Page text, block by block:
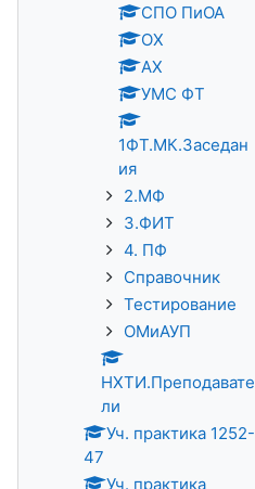
СПО ПиОА
ОХ
АХ
УМС ФТ
1ФТ.МК.Заседан
ия
2.МФ
3.ФИТ
4. ПФ
Справочник
Тестирование
ОМиАУП
НХТИ.Преподавате
ли
Уч. практика 1252-
47
Уч. практика